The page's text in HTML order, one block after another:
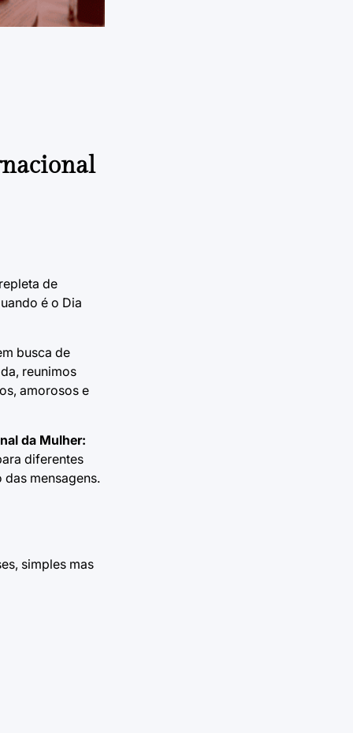
de
é o Dia
busca de
reunimos
amorosos e
da Mulher:
diferentes
mensagens.
simples mas